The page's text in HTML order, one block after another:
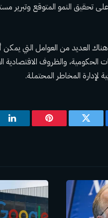
قدرتها على تحقيق النمو المتوقع
العديد من العوامل التي
الحكومية، والظروف الاقتصادية
المخاطر المحتملة.
تويتر بينتيريست